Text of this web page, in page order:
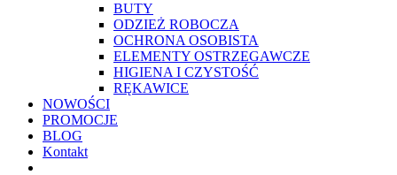
BUTY
ODZIEŻ ROBOCZA
OCHRONA OSOBISTA
ELEMENTY OSTRZEGAWCZE
HIGIENA I CZYSTOŚĆ
RĘKAWICE
NOWOŚCI
PROMOCJE
BLOG
Kontakt